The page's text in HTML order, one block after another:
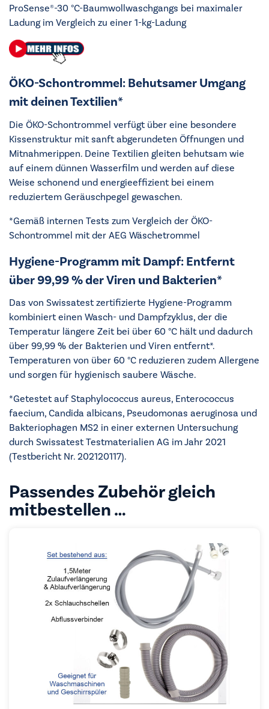
ProSense®-30 °C-Baumwollwaschgangs bei maximaler
Ladung im Vergleich zu einer 1-kg-Ladung
ÖKO-Schontrommel: Behutsamer Umgang
mit deinen Textilien*
Die ÖKO-Schontrommel verfügt über eine besondere
Kissenstruktur mit sanft abgerundeten Öffnungen und
Mitnahmerippen. Deine Textilien gleiten behutsam wie
auf einem dünnen Wasserfilm und werden auf diese
Weise schonend und energieeffizient bei einem
reduziertem Geräuschpegel gewaschen.
*Gemäß internen Tests zum Vergleich der ÖKO-
Schontrommel mit der AEG Wäschetrommel
Hygiene-Programm mit Dampf: Entfernt
über 99,99 % der Viren und Bakterien*
Das von Swissatest zertifizierte Hygiene-Programm
kombiniert einen Wasch- und Dampfzyklus, der die
Temperatur längere Zeit bei über 60 °C hält und dadurch
über 99,99 % der Bakterien und Viren entfernt*.
Temperaturen von über 60 °C reduzieren zudem Allergene
und sorgen für hygienisch saubere Wäsche.
*Getestet auf Staphylococcus aureus, Enterococcus
faecium, Candida albicans, Pseudomonas aeruginosa und
Bakteriophagen MS2 in einer externen Untersuchung
durch Swissatest Testmaterialien AG im Jahr 2021
(Testbericht Nr. 202120117).
Passendes Zubehör gleich
mitbestellen …